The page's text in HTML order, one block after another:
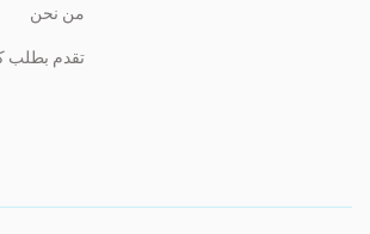
من نحن
تقدم بطلب